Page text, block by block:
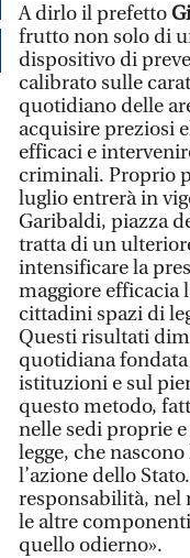
A dirlo il prefetto
frutto non solo di
dispositivo di
calibrato sulle
quotidiano delle
acquisire preziosi
efficaci e
criminali. Proprio
luglio entrerà in
Garibaldi, piazza
tratta di un
intensificare la
maggiore efficacia
cittadini spazi di
Questi risultati
quotidiana
istituzioni e sul
questo metodo,
nelle sedi proprie
legge, che
l’azione dello
responsabilità, nel
le altre
quello odierno».